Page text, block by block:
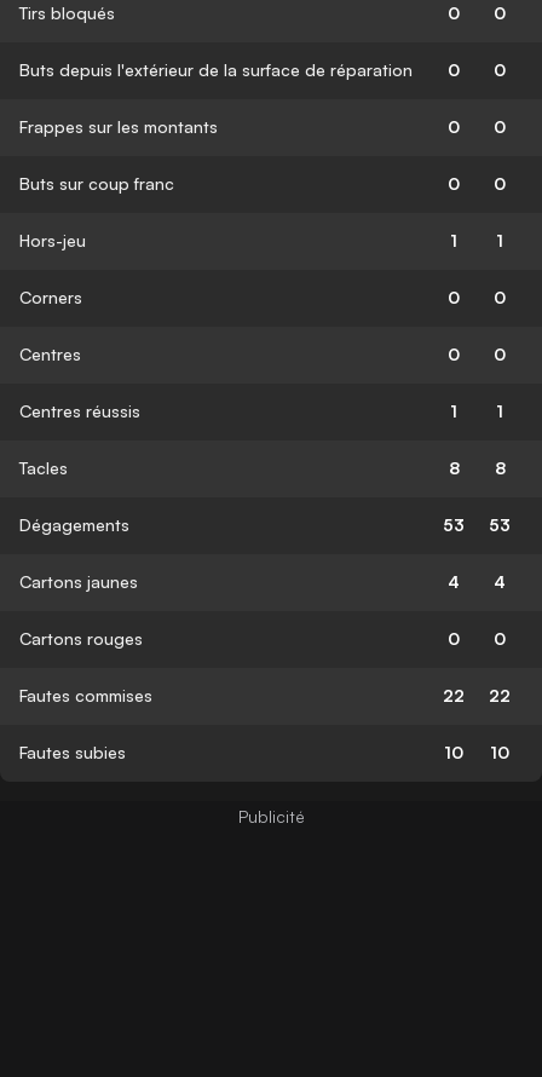
Tirs bloqués 0 0
Buts depuis l'extérieur de la surface de réparation 0 0
Frappes sur les montants 0 0
Buts sur coup franc 0 0
Hors-jeu 1 1
Corners 0 0
Centres 0 0
Centres réussis 1 1
Tacles 8 8
Dégagements 53 53
Cartons jaunes 4 4
Cartons rouges 0 0
Fautes commises 22 22
Fautes subies 10 10